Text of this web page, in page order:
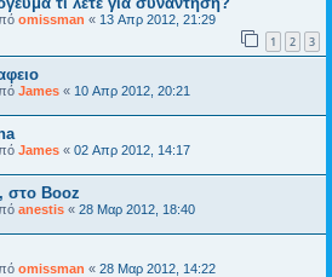
omissman « 13 Απρ 2012, 21:29
1 2 3
James « 10 Απρ 2012, 20:21
James « 02 Απρ 2012, 14:17
στο Booz
anestis « 28 Μαρ 2012, 18:40
omissman « 28 Μαρ 2012, 14:22